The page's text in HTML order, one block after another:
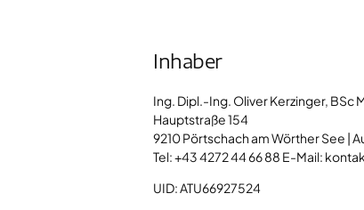
Inhaber
Ing. Dipl.-Ing. Oliver Kerzinger, BSc
Hauptstraße 154
9210 Pörtschach am Wörther See |
Tel: +43 4272 44 66 88 E-Mail:
UID: ATU66927524